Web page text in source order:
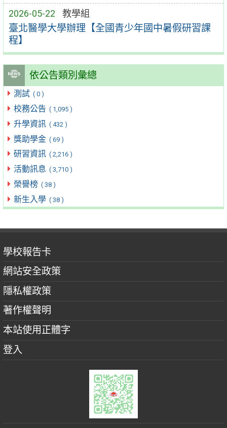
2026-05-22 教學組
臺北醫學大學辦理【全國青少年國中暑假研習課
程】
依公告類別彙總
測試 ( 0 )
校務公告 ( 1,095 )
升學資訊 ( 432 )
獎助學金 ( 69 )
研習資訊 ( 2,216 )
活動訊息 ( 3,710 )
榮譽榜 ( 38 )
新生入學 ( 38 )
學校報告卡
網站安全政策
隱私權政策
著作權聲明
本站使用正體字
登入